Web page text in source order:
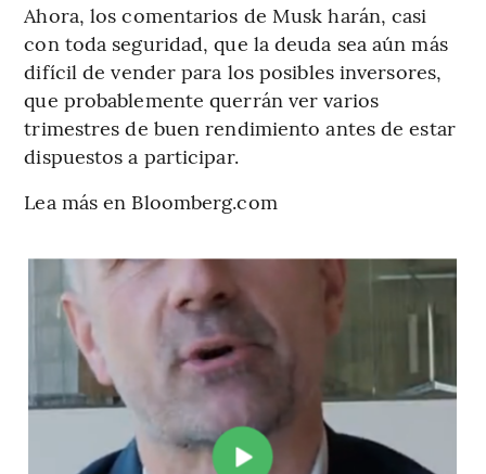
Ahora, los comentarios de Musk harán, casi
con toda seguridad, que la deuda sea aún más
difícil de vender para los posibles inversores,
que probablemente querrán ver varios
trimestres de buen rendimiento antes de estar
dispuestos a participar.
Lea más en Bloomberg.com